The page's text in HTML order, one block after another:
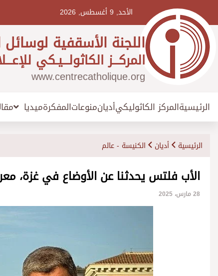
الأحد, 9 أغسطس, 2026
اللجنة الأسقفية لوسائل
المركـــز الكاثولـــيـكي
www.centrecatholique.org
الرئيسيةالمركز الكاثوليكيأديانمنوعاتالمفكرةميديا
الرئيسية أديان الكنيسة - عالم
الأب فلتس يحدثنا عن الأوضاع في غزة،
28 مارس، 2025